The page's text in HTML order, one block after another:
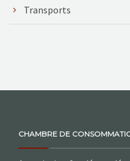
Transports
CHAMBRE DE